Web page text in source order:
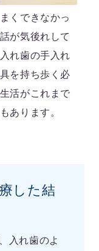
くできなかっ
が気後れして
れ歯の手入れ
を持ち歩く必
活がこれまで
あります。
した結
入れ歯のよ